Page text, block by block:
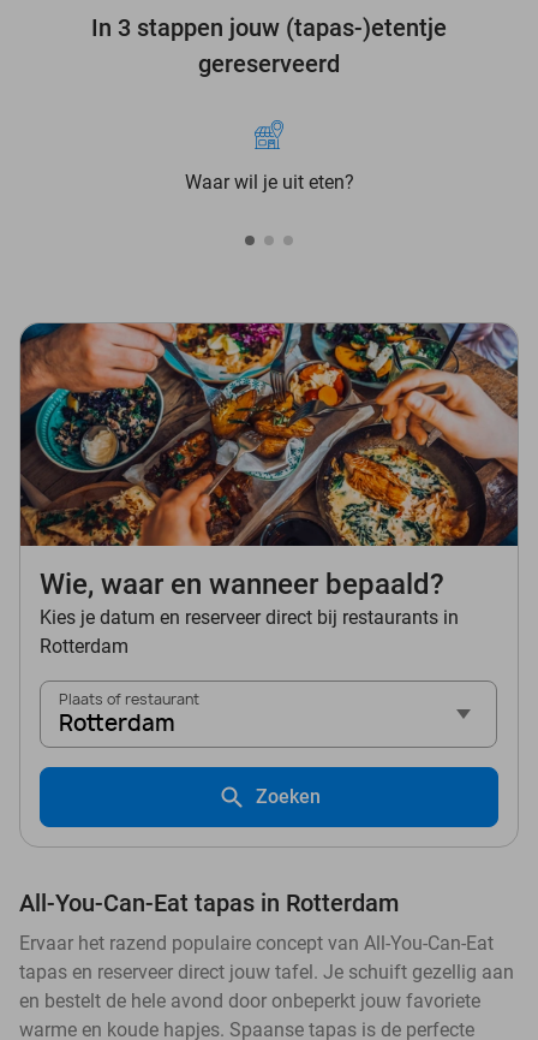
In 3 stappen jouw (tapas-)etentje
gereserveerd
Waar wil je uit eten?
Wie, waar en wanneer bepaald?
Kies je datum en reserveer direct bij restaurants in
Rotterdam
Plaats of restaurant
Rotterdam
Zoeken
All-You-Can-Eat tapas in Rotterdam
Ervaar het razend populaire concept van All-You-Can-Eat
tapas en reserveer direct jouw tafel. Je schuift gezellig aan
en bestelt de hele avond door onbeperkt jouw favoriete
warme en koude hapjes. Spaanse tapas is de perfecte